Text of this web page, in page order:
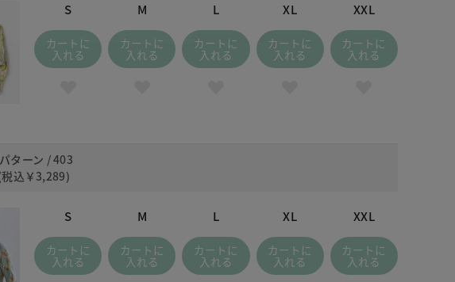
S
カートに
入れる
M
カートに
入れる
L
カートに
入れる
XL
カートに
入れる
XXL
カートに
入れる
ターン / 403
込 ￥3,289)
S
カートに
入れる
M
カートに
入れる
L
カートに
入れる
XL
カートに
入れる
XXL
カートに
入れる